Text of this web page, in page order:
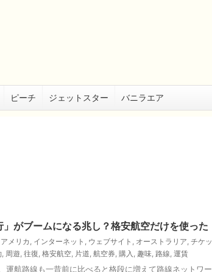
ピーチ ジェットスター バニラエア
」がブームになる兆し？格安航空だけを使っ
アメリカ , インターネット , ウェブサイト , オーストラリア, チケ
, 周遊, 往復, 格安航空, 片道, 航空券, 購入 , 趣味, 路線, 運賃
運航路線も一昔前に比べると格段に増えて路線ネット